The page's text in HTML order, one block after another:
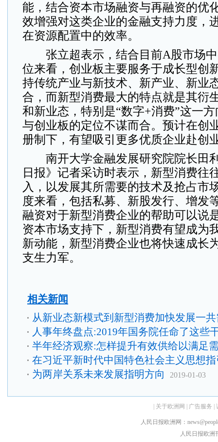
能，结合资本市场融资与再融资的优
效增强对这类企业的金融支持力度，
在资源配置中的效率。
张立超表示，结合目前A股市场中
位来看，创业板主要服务于成长型创
持传统产业与新技术、新产业、新业
合，而新型消费最大的特点就是其衍
和新业态，特别是“数字+消费”这一
与创业板的定位不谋而合。预计在创
册制下，有望吸引更多优质企业赴创
南开大学金融发展研究院院长田
日报》记者采访时表示，新型消费往
入，以发展其所需要的技术及抢占市
度来看，包括私募、新股发行、增发
融资对于新型消费企业的帮助可以说
资本市场支持下，新型消费有望成为
新动能，新型消费企业也将快速成长
支生力军。
相关新闻
从新业态新模式到新型消费加快发展一
人事年终盘点:2019年国务院任命了这些
半年经济观察:怎样提升有效供给以满足
在习近平新时代中国特色社会主义思想
为两岸关系未来发展指明方向
2019-01-03
关于欧洲网 广告服务
人民日报欧洲网：
人民日报欧洲